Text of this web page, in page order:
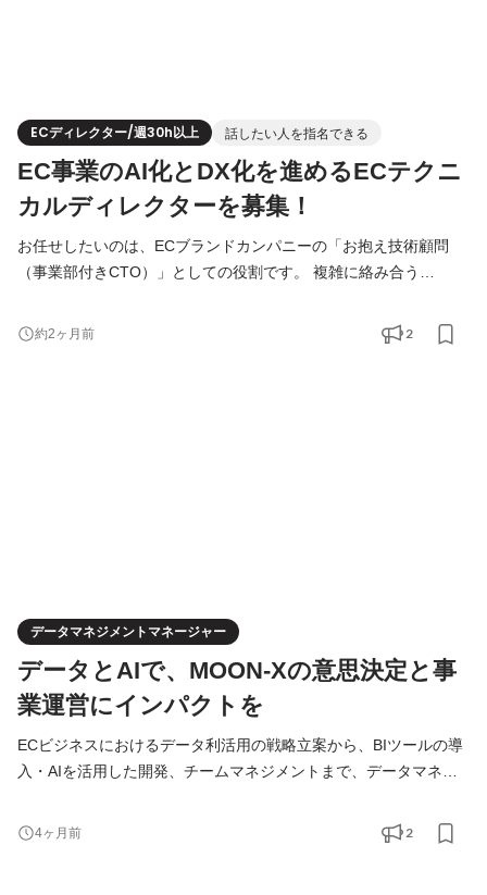
ECディレクター/週30h以上 話したい人を指名できる
EC事業のAI化とDX化を進めるECテクニ
カルディレクターを募集！
お任せしたいのは、ECブランドカンパニーの「お抱え技術顧問
（事業部付きCTO）」としての役割です。 複雑に絡み合う
バーと並走しながら、技術の力で事業を圧倒的にスケールさせる
約2ヶ月前 2
データマネジメントマネージャー
データとAIで、MOON-Xの意思決定と事
業運営にインパクトを
ECビジネスにおけるデータ利活用の戦略立案から、BIツールの導
入・AIを活用した開発、チームマネジメントまで、データマネジ
￣￣￣￣￣￣￣￣￣￣￣￣ 1. ビジネス要求定義・要件定義 ・事業
責任者、COO、SCM担当などのステークホルダーへのヒアリング
4ヶ月前 2